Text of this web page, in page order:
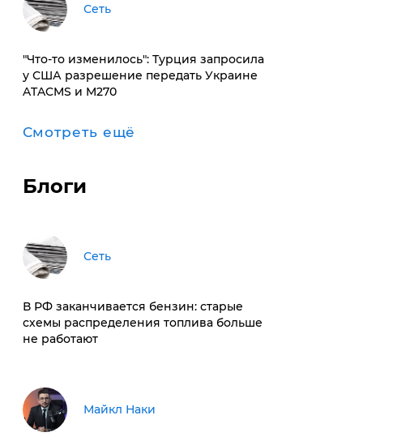
Сеть
​"Что-то изменилось": Турция запросила
у США разрешение передать Украине
ATACMS и M270
Смотреть ещё
Блоги
Сеть
​В РФ заканчивается бензин: старые
схемы распределения топлива больше
не работают
Майкл Наки